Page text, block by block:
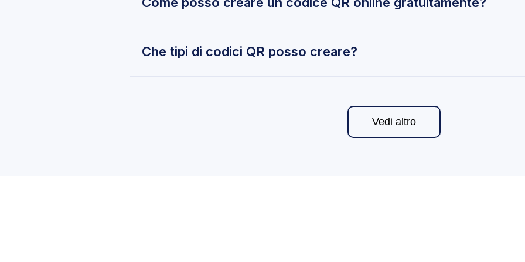
telefono), scegli un design e clicca su genera. Il nostro generatore crea
Che tipi di codici QR posso creare?
Vedi altro